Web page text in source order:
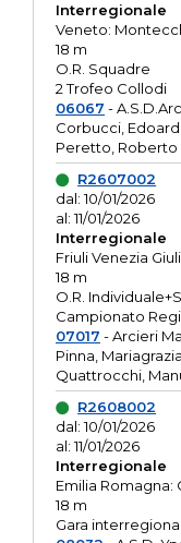
Interregionale
Veneto:
18 m
O.R. Squadre
2 Trofeo Collodi
06067 -
Corbucci,
Peretto, Roberto
R2607002
dal: 10/01/2026
al: 11/01/2026
Interregionale
Friuli Venezia
18 m
O.R.
Campionato
07017 - Arcieri
Pinna, Mariagrazia
Quattrocchi,
R2608002
dal: 10/01/2026
al: 11/01/2026
Interregionale
Emilia Romagna:
18 m
Gara